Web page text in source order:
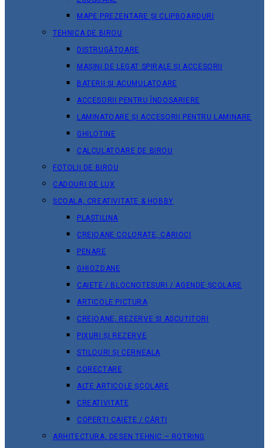
MAPE PREZENTARE ȘI CLIPBOARDURI
TEHNICA DE BIROU
DISTRUGĂTOARE
MAȘINI DE LEGAT SPIRALE ȘI ACCESORII
BATERII ȘI ACUMULATOARE
ACCESORII PENTRU ÎNDOSARIERE
LAMINATOARE ȘI ACCESORII PENTRU LAMINARE
GHILOTINE
CALCULATOARE DE BIROU
FOTOLII DE BIROU
CADOURI DE LUX
ȘCOALA, CREATIVITATE & HOBBY
PLASTILINA
CREIOANE COLORATE, CARIOCI
PENARE
GHIOZDANE
CAIETE / BLOCNOTESURI / AGENDE ȘCOLARE
ARTICOLE PICTURA
CREIOANE, REZERVE ȘI ASCUȚITORI
PIXURI ȘI REZERVE
STILOURI ȘI CERNEALA
CORECTARE
ALTE ARTICOLE ȘCOLARE
CREATIVITATE
COPERȚI CAIETE / CĂRȚI
ARHITECTURA, DESEN TEHNIC – ROTRING